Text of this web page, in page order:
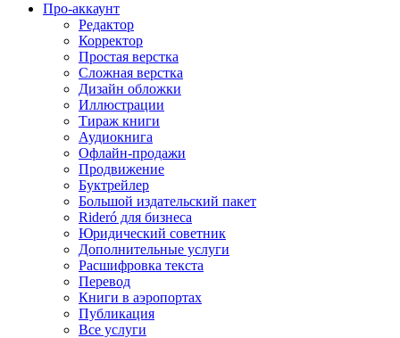
Про-аккаунт
Редактор
Корректор
Простая верстка
Сложная верстка
Дизайн обложки
Иллюстрации
Тираж книги
Аудиокнига
Офлайн-продажи
Продвижение
Буктрейлер
Большой издательский пакет
Rideró для бизнеса
Юридический советник
Дополнительные услуги
Расшифровка текста
Перевод
Книги в аэропортах
Публикация
Все услуги